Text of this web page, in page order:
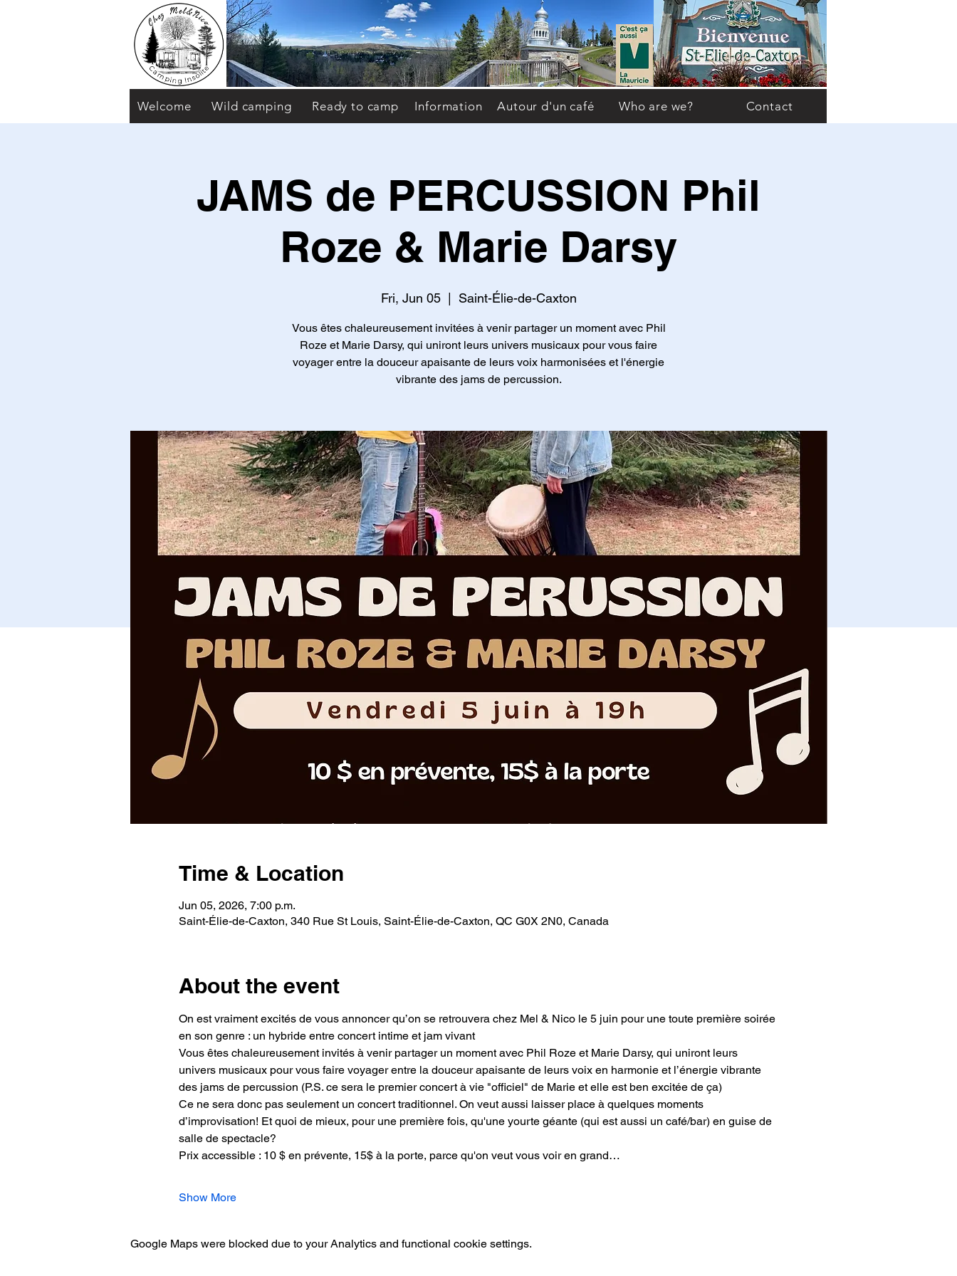
Welcome Wild camping Ready to camp Information Who are we?
Autour d'un café Contact
JAMS de PERCUSSION Phil
Roze & Marie Darsy
Fri, Jun 05
  |
Saint-Élie-de-Caxton
Vous êtes chaleureusement invitées à venir partager un moment avec Phil
Roze et Marie Darsy, qui uniront leurs univers musicaux pour vous faire
voyager entre la douceur apaisante de leurs voix harmonisées et l'énergie
vibrante des jams de percussion.
Time & Location
Jun 05, 2026, 7:00 p.m.
Saint-Élie-de-Caxton, 340 Rue St Louis, Saint-Élie-de-Caxton, QC G0X 2N0, Canada
About the event
On est vraiment excités de vous annoncer qu’on se retrouvera chez Mel & Nico le 5 juin pour une toute première soirée
en son genre : un hybride entre concert intime et jam vivant
Vous êtes chaleureusement invités à venir partager un moment avec Phil Roze et Marie Darsy, qui uniront leurs
univers musicaux pour vous faire voyager entre la douceur apaisante de leurs voix en harmonie et l’énergie vibrante
des jams de percussion (P.S. ce sera le premier concert à vie "officiel" de Marie et elle est ben excitée de ça)
Ce ne sera donc pas seulement un concert traditionnel. On veut aussi laisser place à quelques moments
d’improvisation! Et quoi de mieux, pour une première fois, qu'une yourte géante (qui est aussi un café/bar) en guise de
salle de spectacle?
Prix accessible : 10 $ en prévente, 15$ à la porte, parce qu'on veut vous voir en grand…
Show More
Google Maps were blocked due to your Analytics and functional cookie settings.